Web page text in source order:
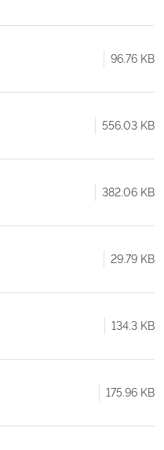
96.76 KB
556.03 KB
382.06 KB
29.79 KB
134.3 KB
175.96 KB